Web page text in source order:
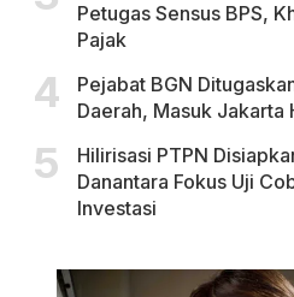
Petugas Sensus BPS,
Pajak
Pejabat BGN
Daerah, Masuk Jakarta
Hilirisasi PTPN
Danantara Fokus Uji
Investasi